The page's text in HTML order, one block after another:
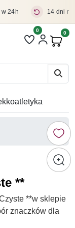
w 24h 14 dni
Liczba pozycji
0 0
**
**w sklepie
znaczków dla